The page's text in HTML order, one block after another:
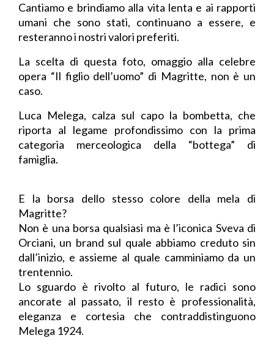
Cantiamo e brindiamo alla vita lenta e ai rapporti
umani che sono stati, continuano a essere, e
resteranno i nostri valori preferiti.
La scelta di questa foto, omaggio alla celebre
opera “Il figlio dell’uomo” di Magritte, non è un
caso.
Luca Melega, calza sul capo la bombetta, che
riporta al legame profondissimo con la prima
categoria merceologica della “bottega” di
famiglia.
E la borsa dello stesso colore della mela di
Magritte?
Non è una borsa qualsiasi ma è l’iconica Sveva di
Orciani, un brand sul quale abbiamo creduto sin
dall’inizio, e assieme al quale camminiamo da un
trentennio.
Lo sguardo è rivolto al futuro, le radici sono
ancorate al passato, il resto è professionalità,
eleganza e cortesia che contraddistinguono
Melega 1924.